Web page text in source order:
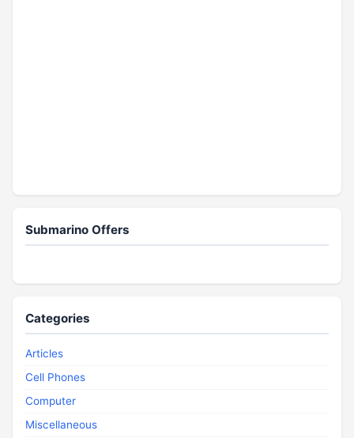
Submarino Offers
Categories
Articles
Cell Phones
Computer
Miscellaneous